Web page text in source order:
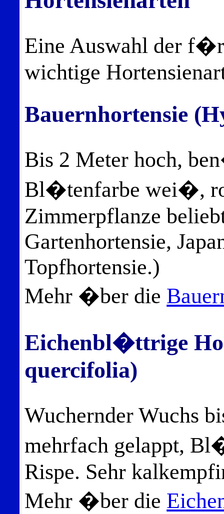
Eine Auswahl der
wichtige
Bauernhortensie
Bis 2 Meter hoch,
Bl�tenfarbe wei�,
Zimmerpflanze
Gartenhortensie,
Topfhortensie.)
Mehr �ber die
Eichenbl�ttrige
quercifolia)
Wuchernder Wuchs
mehrfach gelappt,
Rispe. Sehr
Mehr �ber die